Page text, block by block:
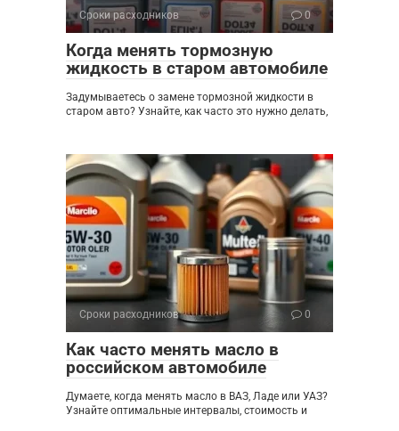
Сроки расходников 0
Когда менять тормозную
жидкость в старом автомобиле
Задумываетесь о замене тормозной жидкости в
старом авто? Узнайте, как часто это нужно делать,
Сроки расходников 0
Как часто менять масло в
российском автомобиле
Думаете, когда менять масло в ВАЗ, Ладе или УАЗ?
Узнайте оптимальные интервалы, стоимость и